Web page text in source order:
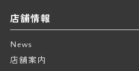
店舗情報
News
店舗案内